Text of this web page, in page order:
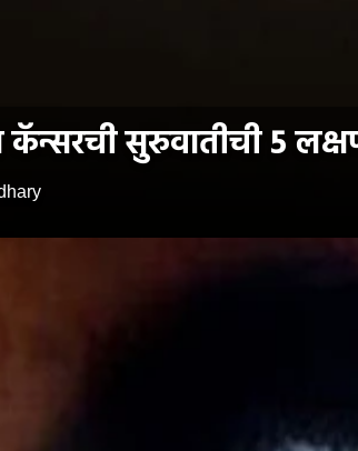
कॅन्सरची सुरुवातीची 5